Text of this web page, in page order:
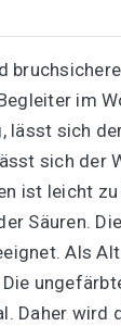
im
lässt sich
sich der
ist leicht zu
Säuren.
Als
Daher wird